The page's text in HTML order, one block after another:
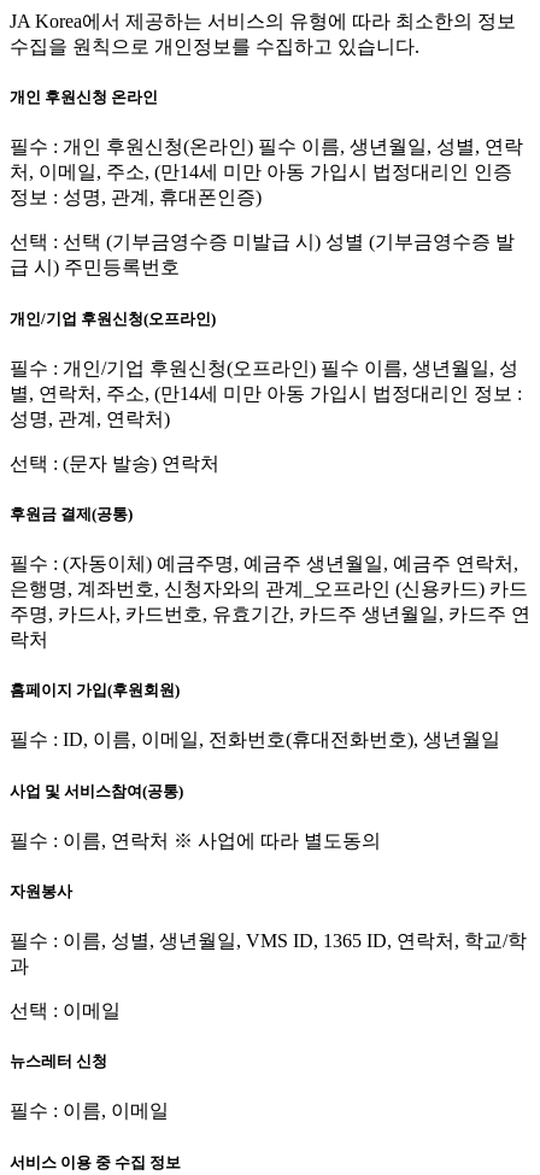
JA Korea에서 제공하는 서비스의 유형에 따라 최소한의 정보
수집을 원칙으로 개인정보를 수집하고 있습니다.
개인 후원신청 온라인
필수 : 개인 후원신청(온라인) 필수 이름, 생년월일, 성별, 연락
처, 이메일, 주소, (만14세 미만 아동 가입시 법정대리인 인증
정보 : 성명, 관계, 휴대폰인증)
선택 : 선택 (기부금영수증 미발급 시) 성별 (기부금영수증 발
급 시) 주민등록번호
개인/기업 후원신청(오프라인)
필수 : 개인/기업 후원신청(오프라인) 필수 이름, 생년월일, 성
별, 연락처, 주소, (만14세 미만 아동 가입시 법정대리인 정보 :
성명, 관계, 연락처)
선택 : (문자 발송) 연락처
후원금 결제(공통)
필수 : (자동이체) 예금주명, 예금주 생년월일, 예금주 연락처,
은행명, 계좌번호, 신청자와의 관계_오프라인 (신용카드) 카드
주명, 카드사, 카드번호, 유효기간, 카드주 생년월일, 카드주 연
락처
홈페이지 가입(후원회원)
필수 : ID, 이름, 이메일, 전화번호(휴대전화번호), 생년월일
사업 및 서비스참여(공통)
필수 : 이름, 연락처 ※ 사업에 따라 별도동의
자원봉사
필수 : 이름, 성별, 생년월일, VMS ID, 1365 ID, 연락처, 학교/학
과
선택 : 이메일
뉴스레터 신청
필수 : 이름, 이메일
서비스 이용 중 수집 정보